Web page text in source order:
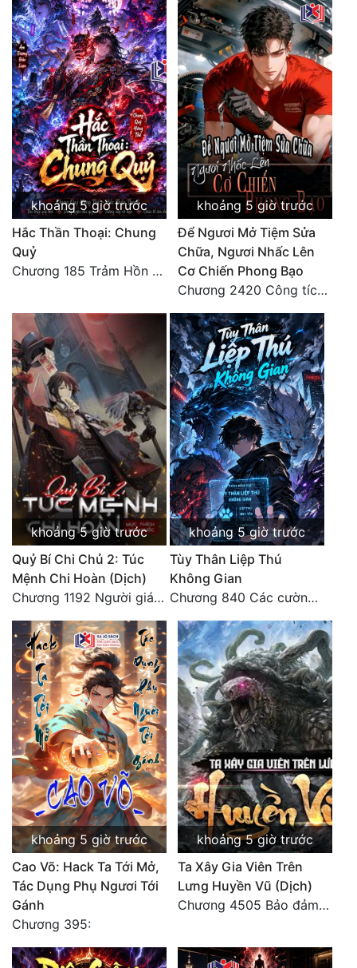
khoảng 5 giờ trước
Hắc Thần Thoại: Chung
Quỷ
Chương 185 Trảm Hồn Đao Cơ Trương Ngưng Dao
khoảng 5 giờ trước
Để Ngươi Mở Tiệm Sửa
Chữa, Ngươi Nhấc Lên
Cơ Chiến Phong Bạo
Chương 2420 Công tích vĩ đại!! Cơ Tu Chi Thần?!
khoảng 5 giờ trước
Quỷ Bí Chi Chủ 2: Túc
Mệnh Chi Hoàn (Dịch)
Chương 1192 Người giám thị
khoảng 5 giờ trước
Tùy Thân Liệp Thú
Không Gian
Chương 840 Các cường giả Hằng Tinh cấp khác đâu?
khoảng 5 giờ trước
Cao Võ: Hack Ta Tới Mở,
Tác Dụng Phụ Ngươi Tới
Gánh
Chương 395:
khoảng 5 giờ trước
Ta Xây Gia Viên Trên
Lưng Huyền Vũ (Dịch)
Chương 4505 Bảo đảm nhất.